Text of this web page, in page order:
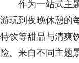
作为一站式主
游玩到夜晚休憩的
特饮等甜品与清爽
险。来自不同主题